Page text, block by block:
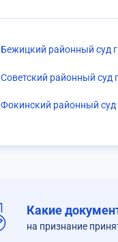
Бежицкий районный суд
Советский районный суд
Фокинский районный суд
Какие
на признание